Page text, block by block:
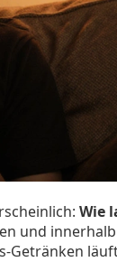
Wie
und
Getränken